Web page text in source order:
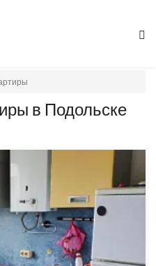
в Подольске